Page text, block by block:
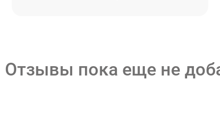
Отзывы пока еще не